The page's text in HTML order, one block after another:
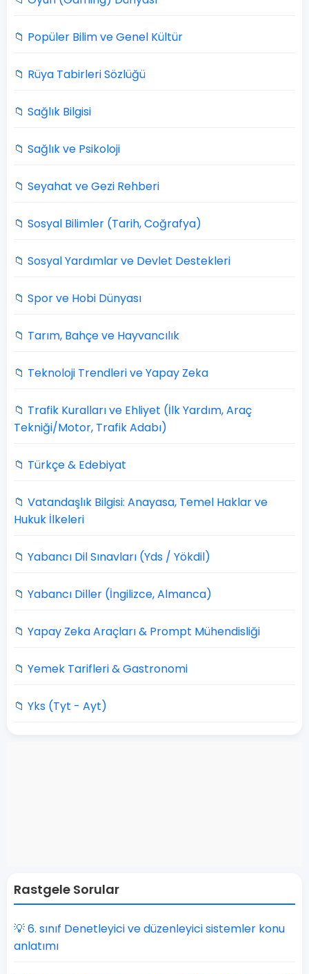
📁 Popüler Bilim ve Genel Kültür
📁 Rüya Tabirleri Sözlüğü
📁 Sağlık Bilgisi
📁 Sağlık ve Psikoloji
📁 Seyahat ve Gezi Rehberi
📁 Sosyal Bilimler (Tarih, Coğrafya)
📁 Sosyal Yardımlar ve Devlet Destekleri
📁 Spor ve Hobi Dünyası
📁 Tarım, Bahçe ve Hayvancılık
📁 Teknoloji Trendleri ve Yapay Zeka
📁 Trafik Kuralları ve Ehliyet (İlk Yardım, Araç
Tekniği/Motor, Trafik Adabı)
📁 Türkçe & Edebiyat
📁 Vatandaşlık Bilgisi: Anayasa, Temel Haklar ve
Hukuk İlkeleri
📁 Yabancı Dil Sınavları (Yds / Yökdil)
📁 Yabancı Diller (İngilizce, Almanca)
📁 Yapay Zeka Araçları & Prompt Mühendisliği
📁 Yemek Tarifleri & Gastronomi
📁 Yks (Tyt - Ayt)
Rastgele Sorular
💡 6. sınıf Denetleyici ve düzenleyici sistemler konu
anlatımı